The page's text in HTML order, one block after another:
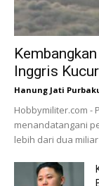
Inggris
Hanung Jati
Hobbymiliter.com -
menandatangani
lebih dari dua